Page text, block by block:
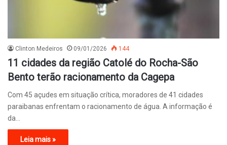
Clinton Medeiros 09/01/2026 144
11 cidades da região Catolé do Rocha-São
Bento terão racionamento da Cagepa
Com 45 açudes em situação crítica, moradores de 41 cidades
paraibanas enfrentam o racionamento de água. A informação é
da…
Leia mais »